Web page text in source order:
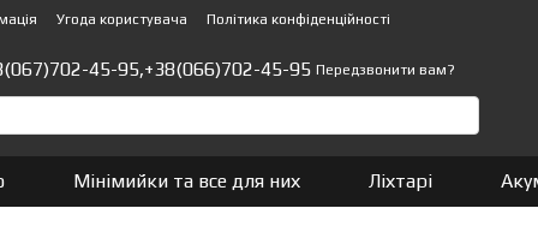
Угода користувача Політика конфіденційності
45-95,+38(066)702-45-95 Передзвонити вам?
Мінімийки та все для них Ліхтарі